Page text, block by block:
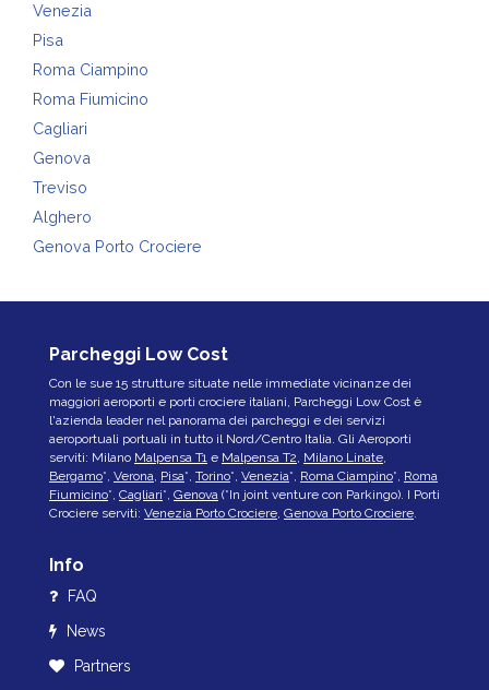
Venezia
Pisa
Roma Ciampino
Roma Fiumicino
Cagliari
Genova
Treviso
Alghero
Genova Porto Crociere
Parcheggi Low Cost
Con le sue 15 strutture situate nelle immediate vicinanze dei
maggiori aeroporti e porti crociere italiani, Parcheggi Low Cost è
l'azienda leader nel panorama dei parcheggi e dei servizi
aeroportuali portuali in tutto il Nord/Centro Italia. Gli Aeroporti
serviti: Milano Malpensa T1 e Malpensa T2, Milano Linate,
Bergamo*, Verona, Pisa*, Torino*, Venezia*, Roma Ciampino*, Roma
Fiumicino*, Cagliari*, Genova (*In joint venture con Parkingo). I Porti
Crociere serviti: Venezia Porto Crociere, Genova Porto Crociere.
Info
FAQ
News
Partners